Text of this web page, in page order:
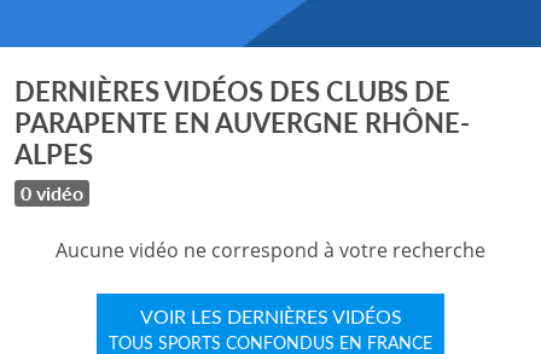
DERNIÈRES VIDÉOS DES CLUBS DE
PARAPENTE EN AUVERGNE RHÔNE-
ALPES
0 vidéo
Aucune vidéo ne correspond à votre recherche
VOIR LES DERNIÈRES VIDÉOS
TOUS SPORTS CONFONDUS EN FRANCE